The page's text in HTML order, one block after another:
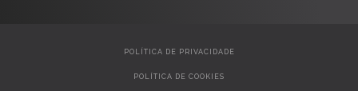
POLÍTICA DE PRIVACIDADE
POLÍTICA DE COOKIES